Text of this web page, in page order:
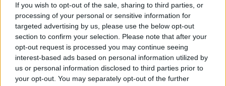
If you wish to opt-out of the sale, sharing to third parties, or
processing of your personal or sensitive information for
targeted advertising by us, please use the below opt-out
section to confirm your selection. Please note that after your
opt-out request is processed you may continue seeing
interest-based ads based on personal information utilized by
us or personal information disclosed to third parties prior to
your opt-out. You may separately opt-out of the further
Χωρίς αξονικό τομογράφο το
«Αττικόν» – Εκτός λειτουργίας και τα
δύο μηχανήματα